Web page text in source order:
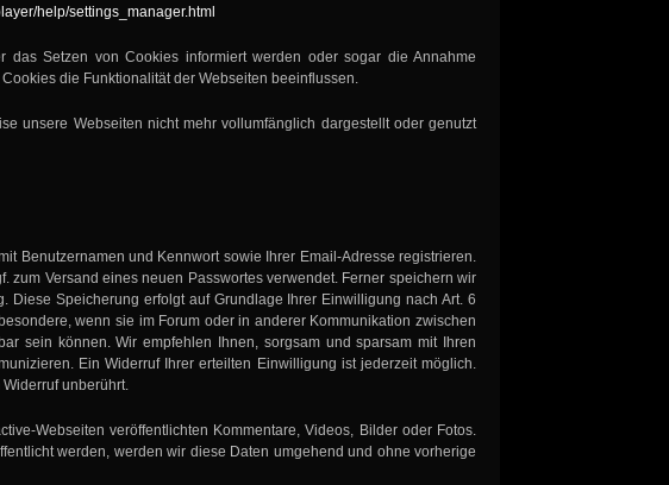
help/settings_manager.html
Setzen von Cookies informiert werden oder sogar die Annahme
die Funktionalität der Webseiten beeinflussen.
unsere Webseiten nicht mehr vollumfänglich dargestellt oder genutzt
Benutzernamen und Kennwort sowie Ihrer Email-Adresse registrieren.
zum Versand eines neuen Passwortes verwendet. Ferner speichern wir
Diese Speicherung erfolgt auf Grundlage Ihrer Einwilligung nach Art. 6
wenn sie im Forum oder in anderer Kommunikation zwischen
sein können. Wir empfehlen Ihnen, sorgsam und sparsam mit Ihren
Ein Widerruf Ihrer erteilten Einwilligung ist jederzeit möglich.
unberührt.
Webseiten veröffentlichten Kommentare, Videos, Bilder oder Fotos.
werden, werden wir diese Daten umgehend und ohne vorherige